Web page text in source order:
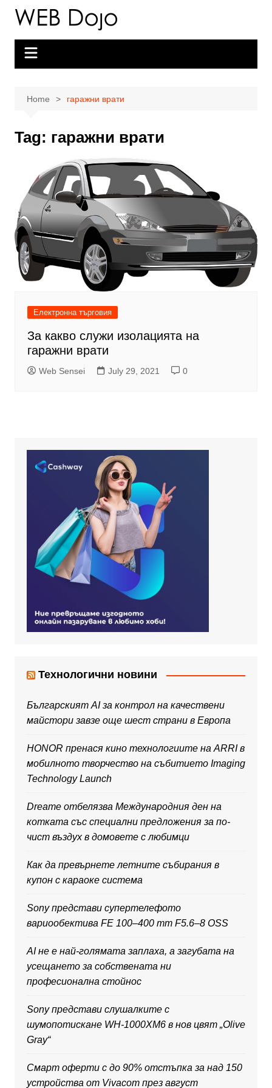
Skip
content
Home гаражни врати
Tag: гаражни врати
Електронна търговия
За какво служи изолацията на
гаражни врати
Web Sensei July 29, 2021 0
Технологични новини
Българският AI за контрол на качествени
майстори завзе още шест страни в Европа
HONOR пренася кино технологиите на ARRI в
мобилното творчество на събитието Imaging
Technology Launch
Dreame отбелязва Международния ден на
котката със специални предложения за по-
чист въздух в домовете с любимци
Как да превърнете летните събирания в
купон с караоке система
Sony представи супертелефото
вариообектива FE 100–400 mm F5.6–8 OSS
AI не е най-голямата заплаха, а загубата на
усещането за собствената ни
професионална стойнос
Sony представи слушалките с
шумопотискане WH-1000XM6 в нов цвят „Olive
Gray“
Смарт оферти с до 90% отстъпка за над 150
устройства от Vivacom през август